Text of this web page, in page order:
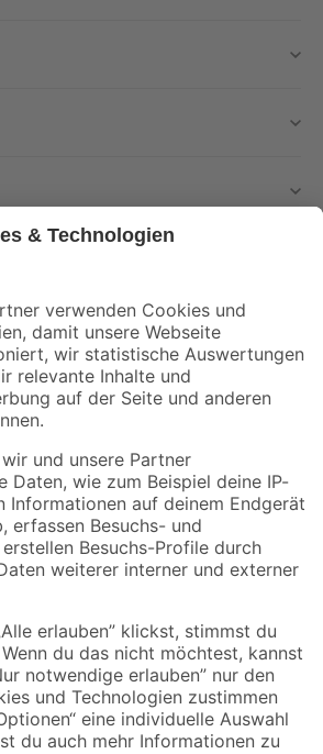
Angebote und Aktionen mehr verpassen!
Versandarten